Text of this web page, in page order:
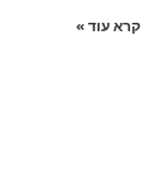
קרא עוד »